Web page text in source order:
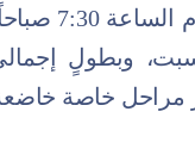
مراحل خاصة